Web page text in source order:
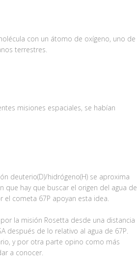
con un átomo de oxígeno, uno de
terrestres.
misiones espaciales, se habían
deuterio(D)/hidrógeno(H) se aproxima
hay que buscar el origen del agua de
cometa 67P apoyan esta idea.
la misión Rosetta desde una distancia
después de lo relativo al agua de 67P.
y por otra parte opino como más
a conocer.